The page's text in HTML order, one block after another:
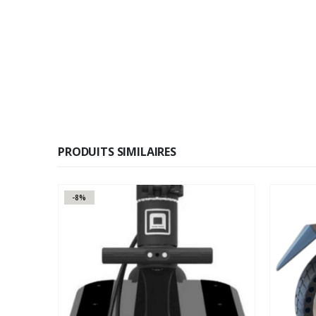
PRODUITS SIMILAIRES
-8%